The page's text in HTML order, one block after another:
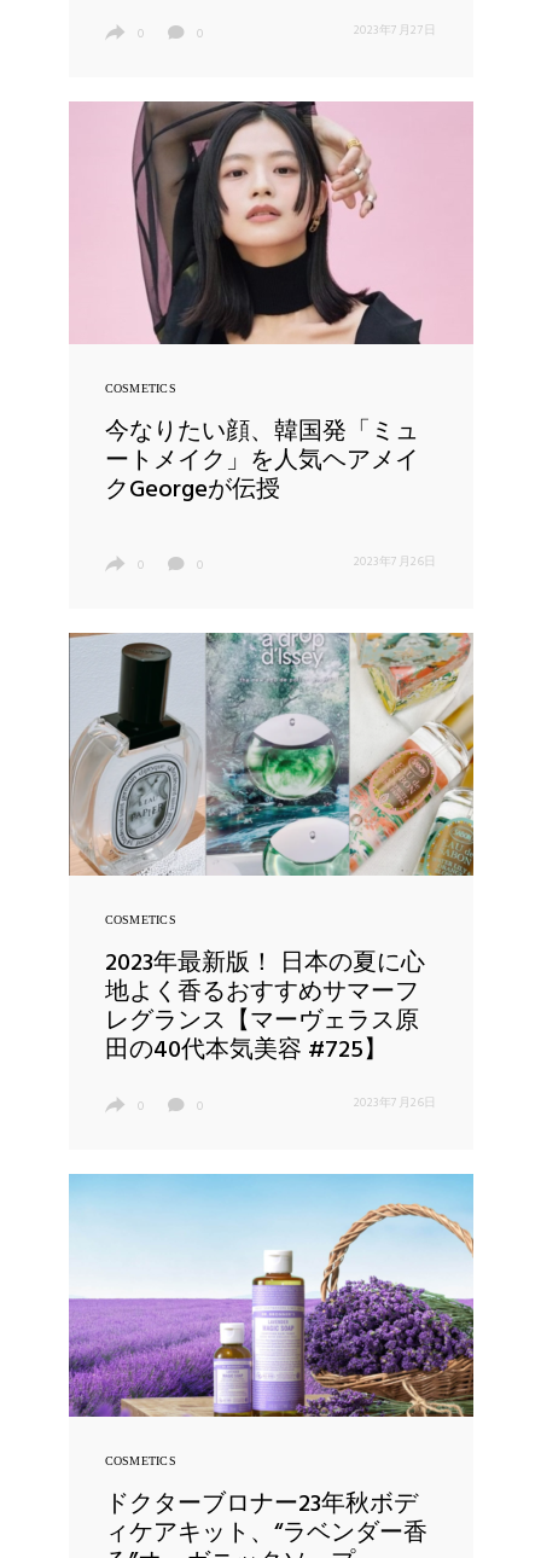
0 0 2023年7月27日
COSMETICS
今なりたい顔、韓国発「ミュ
ートメイク」を人気ヘアメイ
クGeorgeが伝授
0 0 2023年7月26日
COSMETICS
2023年最新版！ 日本の夏に心
地よく香るおすすめサマーフ
レグランス【マーヴェラス原
田の40代本気美容 #725】
0 0 2023年7月26日
COSMETICS
ドクターブロナー23年秋ボデ
ィケアキット、“ラベンダー香